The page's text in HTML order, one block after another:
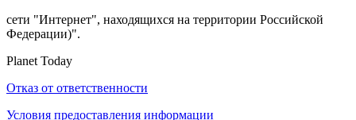
сети "Интернет", находящихся на территории Российской
Федерации)".
Planet Today
Отказ от ответственности
Условия предоставления информации